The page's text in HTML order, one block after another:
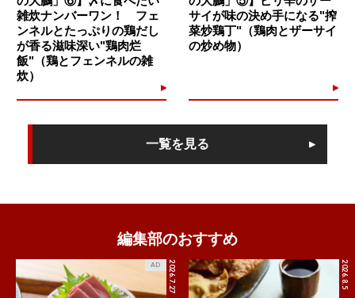
雑炊ナンバーワン！ フェ
ンネルとたっぷりの鶏だし
が香る滋味深い"鶏肉烂
飯"（鶏とフェンネルの雑
炊）
サイが味の決め手になる"搾
菜炒鶏丁"（鶏肉とザーサイ
の炒め物）
一覧を見る
編集部のおすすめ
2026.7.27
AD 2026.8.5